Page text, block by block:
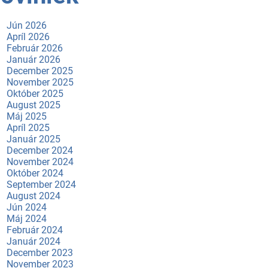
Jún 2026
Apríl 2026
Február 2026
Január 2026
December 2025
November 2025
Október 2025
August 2025
Máj 2025
Apríl 2025
Január 2025
December 2024
November 2024
Október 2024
September 2024
August 2024
Jún 2024
Máj 2024
Február 2024
Január 2024
December 2023
November 2023